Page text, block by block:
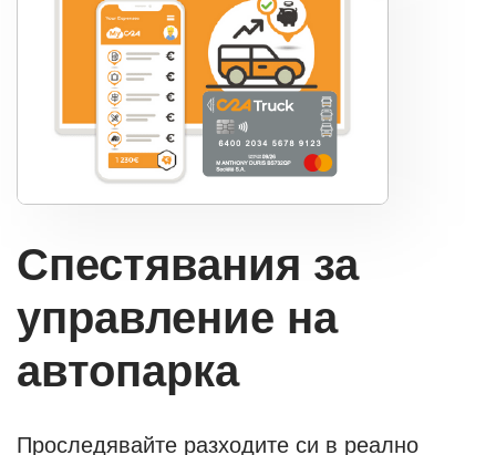
Спестявания за
управление на
автопарка
Проследявайте разходите си в реално